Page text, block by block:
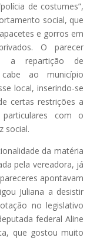
de costumes”,
social, que
e gorros em
O parecer
a repartição de
cabe ao município
local, inserindo-se
certas restrições a
com o
social.
da matéria
pela vereadora, já
apontavam
Juliana a desistir
no legislativo
federal Aline
que gostou muito